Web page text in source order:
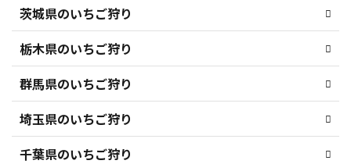
茨城県のいちご狩り
栃木県のいちご狩り
群馬県のいちご狩り
埼玉県のいちご狩り
千葉県のいちご狩り